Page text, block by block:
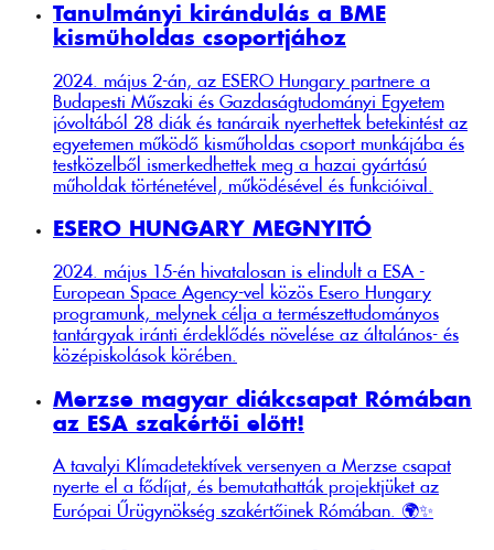
Tanulmányi kirándulás a BME
kisműholdas csoportjához
2024. május 2-án, az ESERO Hungary partnere a
Budapesti Műszaki és Gazdaságtudományi Egyetem
jóvoltából 28 diák és tanáraik nyerhettek betekintést az
egyetemen működő kisműholdas csoport munkájába és
testközelből ismerkedhettek meg a hazai gyártású
műholdak történetével, működésével és funkcióival.
ESERO HUNGARY MEGNYITÓ
2024. május 15-én hivatalosan is elindult a ESA -
European Space Agency-vel közös Esero Hungary
programunk, melynek célja a természettudományos
tantárgyak iránti érdeklődés növelése az általános- és
középiskolások körében.
Merzse magyar diákcsapat Rómában
az ESA szakértői előtt!
A tavalyi Klímadetektívek versenyen a Merzse csapat
nyerte el a fődíjat, és bemutathatták projektjüket az
Európai Űrügynökség szakértőinek Rómában. 🌍✨